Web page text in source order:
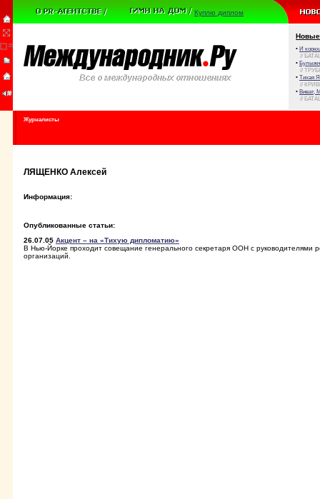
Куплю диплом
Новые
• И
//
•
//
• Тихая
//
• Виват,
//
Журналисты
ЛЯЩЕНКО Алексей
Информация:
Опубликованные статьи:
26.07.05 Акцент – на «Тихую дипломатию»
В Нью-Йорке проходит совещание генерального секретаря ООН с руководителями
организаций.